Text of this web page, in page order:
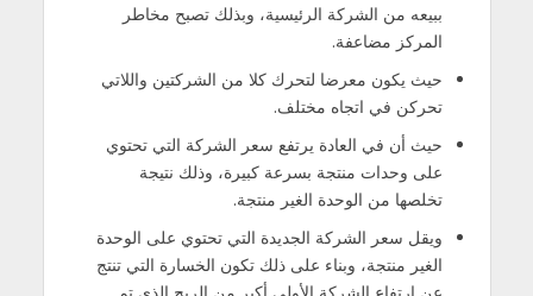
ببيعه من الشركة الرئيسية، وبذلك تصبح مخاطر
المركز مضاعفة.
حيث يكون معرضا لتحرك كلا من الشركتين واللاتي
تحركن في اتجاه مختلف.
حيث أن في العادة يرتفع سعر الشركة التي تحتوي
على وحدات منتجة بسرعة كبيرة، وذلك نتيجة
تخلصها من الوحدة الغير منتجة.
ويقل سعر الشركة الجديدة التي تحتوي على الوحدة
الغير منتجة، وبناء على ذلك تكون الخسارة التي تنتج